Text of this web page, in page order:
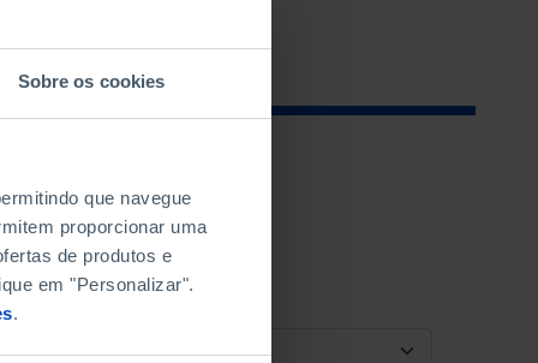
Sobre os cookies
que navegue
proporcionar uma
de produtos e
em "Personalizar".
.
ORDENAR POR